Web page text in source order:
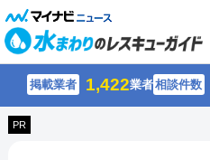
掲載業者 1,422業者相談件数
PR